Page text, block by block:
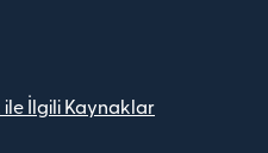
ile İlgili Kaynaklar